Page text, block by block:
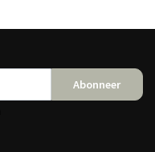
Abonneer